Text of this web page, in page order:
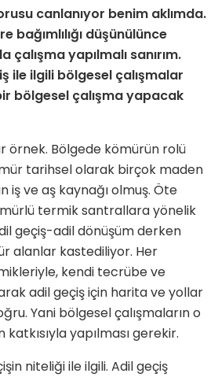
canlanıyor benim aklımda.
bağımlılığı düşünülünce
yapılmalı sanırım.
ile ilgili bölgesel çalışmalar
bölgesel çalışma yapacak
örnek. Bölgede kömürün rolü
tarihsel olarak birçok maden
iş ve aş kaynağı olmuş. Öte
termik santrallara yönelik
geçiş-adil dönüşüm derken
alanlar kastediliyor. Her
kendi tecrübe ve
adil geçiş için harita ve yollar
Yani bölgesel çalışmaların o
katkısıyla yapılması gerekir.
niteliği ile ilgili. Adil geçiş